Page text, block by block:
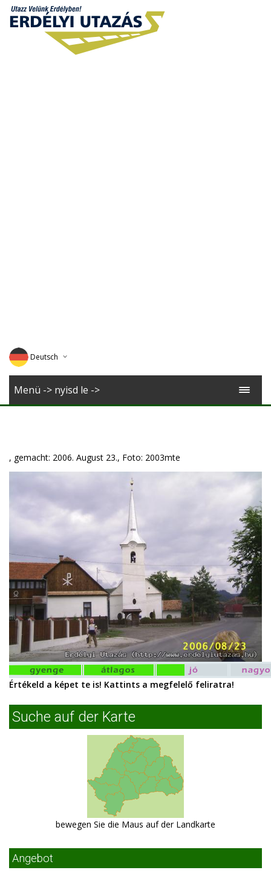
Deutsch
English
Menü -> nyisd le ->
, gemacht: 2006. August 23., Foto: 2003mte
Értékeld a képet te is! Kattints a megfelelő feliratra!
Suche auf der Karte
bewegen Sie die Maus auf der Landkarte
Angebot